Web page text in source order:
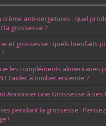
crème anti-vergetures : quel
la grossesse ?
et grossesse : quels bienfaits
les compléments alimentaires
t’aider à tomber enceinte ?
Annoncer une Grossesse à ses
pendant la grossesse :
!